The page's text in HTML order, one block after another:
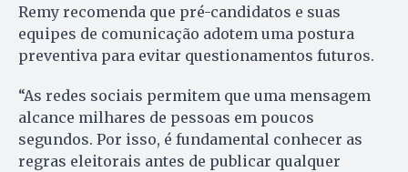
Remy recomenda que pré-candidatos e suas
equipes de comunicação adotem uma postura
preventiva para evitar questionamentos futuros.
“As redes sociais permitem que uma mensagem
alcance milhares de pessoas em poucos
segundos. Por isso, é fundamental conhecer as
regras eleitorais antes de publicar qualquer